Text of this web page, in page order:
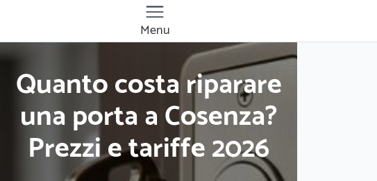
Quanto costa riparare
una porta a Cosenza?
Prezzi e tariffe 2026
Menu